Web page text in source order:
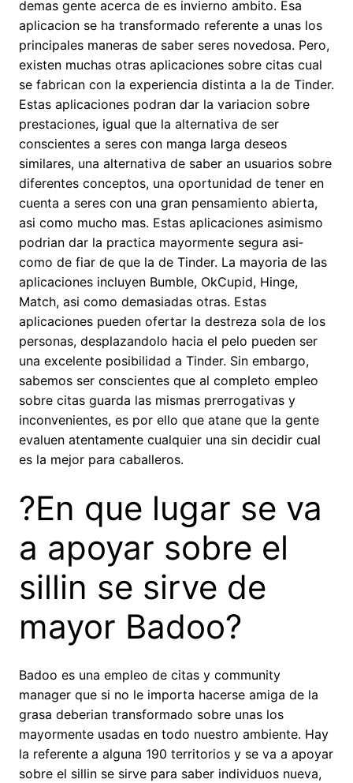
demas gente acerca de es invierno ambito. Esa
aplicacion se ha transformado referente a unas los
principales maneras de saber seres novedosa. Pero,
existen muchas otras aplicaciones sobre citas cual
se fabrican con la experiencia distinta a la de Tinder.
Estas aplicaciones podran dar la variacion sobre
prestaciones, igual que la alternativa de ser
conscientes a seres con manga larga deseos
similares, una alternativa de saber an usuarios sobre
diferentes conceptos, una oportunidad de tener en
cuenta a seres con una gran pensamiento abierta,
asi­ como mucho mas. Estas aplicaciones asimismo
podrian dar la practica mayormente segura asi­
como de fiar de que la de Tinder. La mayori­a de las
aplicaciones incluyen Bumble, OkCupid, Hinge,
Match, asi­ como demasiadas otras. Estas
aplicaciones pueden ofertar la destreza sola de los
personas, desplazandolo hacia el pelo pueden ser
una excelente posibilidad a Tinder. Sin embargo,
sabemos ser conscientes que al completo empleo
sobre citas guarda las mismas prerrogativas y
inconvenientes, es por ello que atane que la gente
evaluen atentamente cualquier una sin decidir cual
es la mejor para caballeros.
?En que lugar se va
a apoyar sobre el
silli­n se sirve de
mayor Badoo?
Badoo es una empleo de citas y community
manager que si no le importa hacerse amiga de la
grasa deberian transformado sobre unas los
mayormente usadas en todo nuestro ambiente. Hay
la referente a alguna 190 territorios y se va a apoyar
sobre el silli­n se sirve para saber individuos nueva,